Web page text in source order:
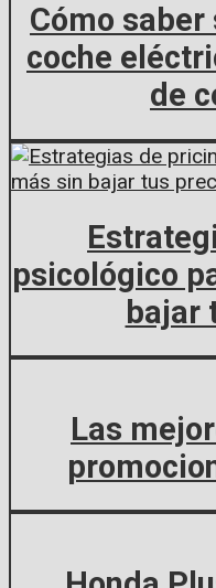
Cómo
coche
de
psicológico
bajar
Las